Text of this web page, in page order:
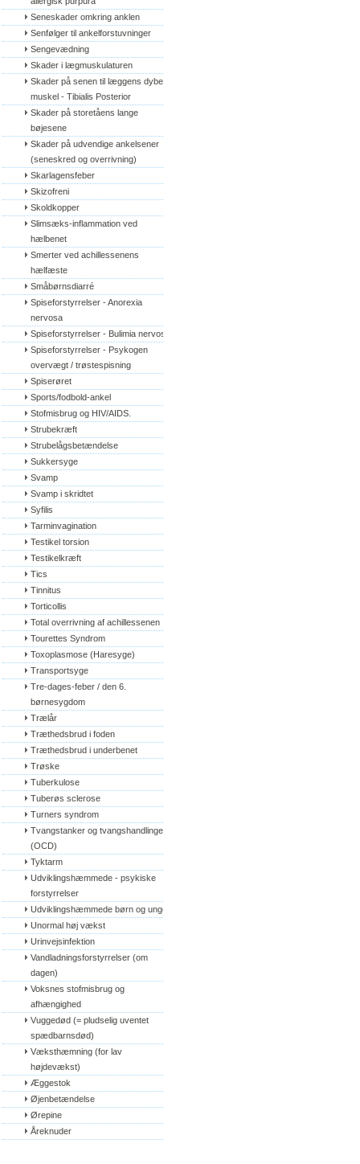
Seneskader omkring anklen
Senfølger til ankelforstuvninger
Sengevædning
Skader i lægmuskulaturen
Skader på senen til læggens dybe
muskel - Tibialis Posterior
Skader på storetåens lange
bøjesene
Skader på udvendige ankelsener
(seneskred og overrivning)
Skarlagensfeber
Skizofreni
Skoldkopper
Slimsæks-inflammation ved
hælbenet
Smerter ved achillessenens
hælfæste
Småbørnsdiarré
Spiseforstyrrelser - Anorexia
nervosa
Spiseforstyrrelser - Bulimia nervosa
Spiseforstyrrelser - Psykogen
overvægt / trøstespisning
Spiserøret
Sports/fodbold-ankel
Stofmisbrug og HIV/AIDS.
Strubekræft
Strubelågsbetændelse
Sukkersyge
Svamp
Svamp i skridtet
Syfilis
Tarminvagination
Testikel torsion
Testikelkræft
Tics
Tinnitus
Torticollis
Total overrivning af achillessenen
Tourettes Syndrom
Toxoplasmose (Haresyge)
Transportsyge
Tre-dages-feber / den 6.
børnesygdom
Trælår
Træthedsbrud i foden
Træthedsbrud i underbenet
Trøske
Tuberkulose
Tuberøs sclerose
Turners syndrom
Tvangstanker og tvangshandlinger
(OCD)
Tyktarm
Udviklingshæmmede - psykiske
forstyrrelser
Udviklingshæmmede børn og unge
Unormal høj vækst
Urinvejsinfektion
Vandladningsforstyrrelser (om
dagen)
Voksnes stofmisbrug og
afhængighed
Vuggedød (= pludselig uventet
spædbarnsdød)
Væksthæmning (for lav
højdevækst)
Æggestok
Øjenbetændelse
Ørepine
Åreknuder